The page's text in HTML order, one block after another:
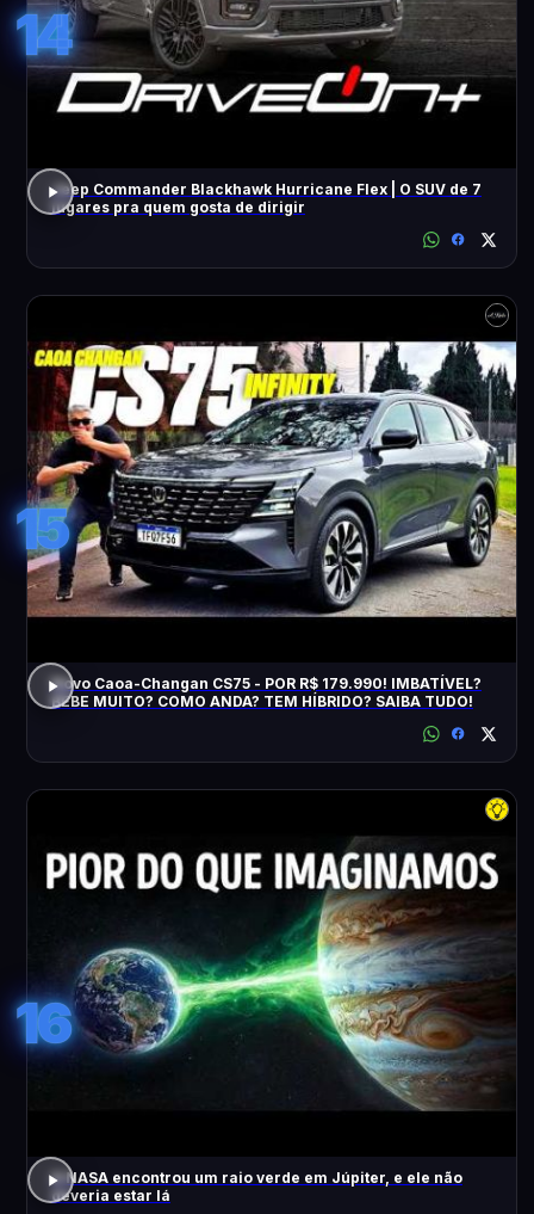
14
Jeep Commander Blackhawk Hurricane Flex | O SUV de 7
lugares pra quem gosta de dirigir
15
Novo Caoa-Changan CS75 - POR R$ 179.990! IMBATÍVEL?
BEBE MUITO? COMO ANDA? TEM HÍBRIDO? SAIBA TUDO!
16
A NASA encontrou um raio verde em Júpiter, e ele não
deveria estar lá